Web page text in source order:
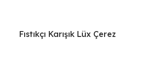
Fıstıkçı Karışık Lüx Çerez